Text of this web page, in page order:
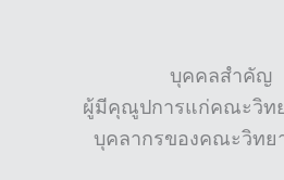
บุคคลสำคัญ
ผู้มีคุณูปการแก่คณะวิท
บุคลากรของคณะวิทย